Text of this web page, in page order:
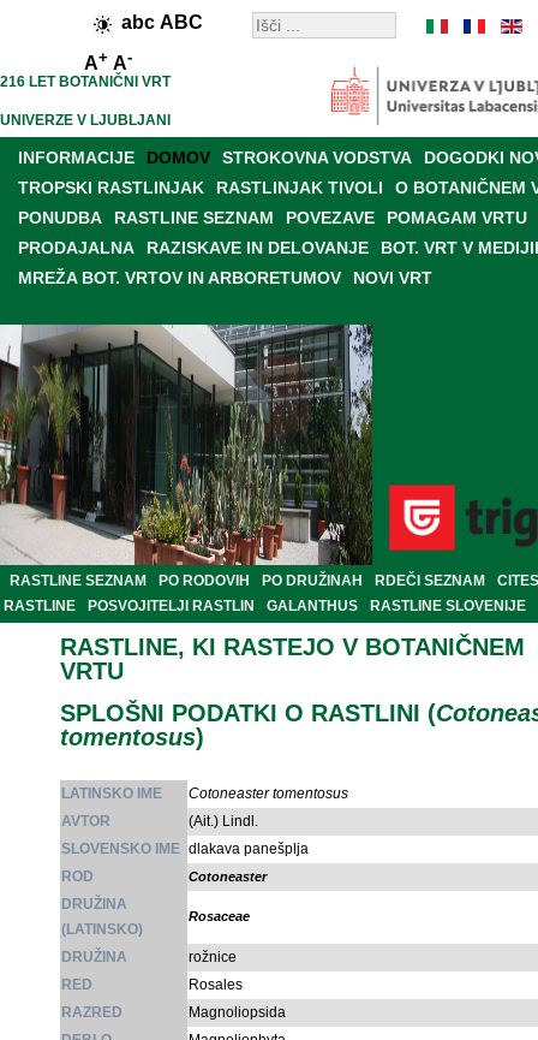
abc ABC
A+ A-
216 LET BOTANIČNI VRT
UNIVERZE V LJUBLJANI
INFORMACIJE DOMOV STROKOVNA VODSTVA
DOGODKI
TROPSKI RASTLINJAK
RASTLINJAK TIVOLI
O BOTANIČNEM
PONUDBA
RASTLINE SEZNAM POVEZAVE
POMAGAM VRTU
PRODAJALNA
RAZISKAVE IN DELOVANJE
BOT. VRT V
MREŽA BOT. VRTOV IN ARBORETUMOV
NOVI VRT
RASTLINE SEZNAM PO RODOVIH PO DRUŽINAH RDEČI SEZNAM
CITES
RASTLINE
POSVOJITELJI RASTLIN GALANTHUS RASTLINE SLOVENIJE
RASTLINE, KI RASTEJO V BOTANIČNEM
VRTU
SPLOŠNI PODATKI O RASTLINI (
tomentosus)
LATINSKO IME
Cotoneaster tomentosus
AVTOR
(Ait.) Lindl.
SLOVENSKO IME dlakava panešplja
ROD
Cotoneaster
DRUŽINA
(LATINSKO)
Rosaceae
DRUŽINA
rožnice
RED
Rosales
RAZRED
Magnoliopsida